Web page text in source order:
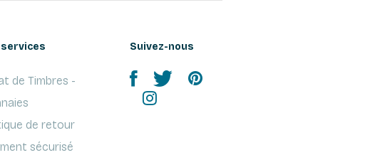
services
de Timbres -
de retour
sécurisé
Suivez-nous